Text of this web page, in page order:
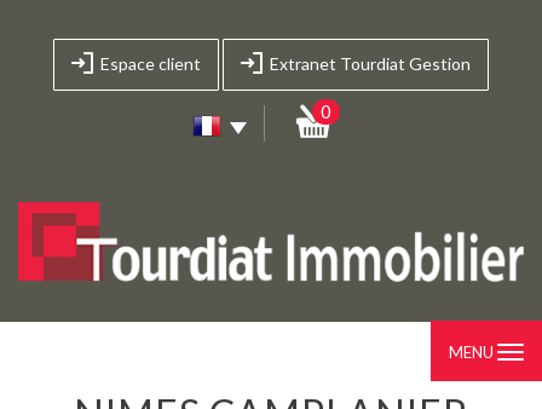
Espace client Extranet Tourdiat Gestion
0
MENU